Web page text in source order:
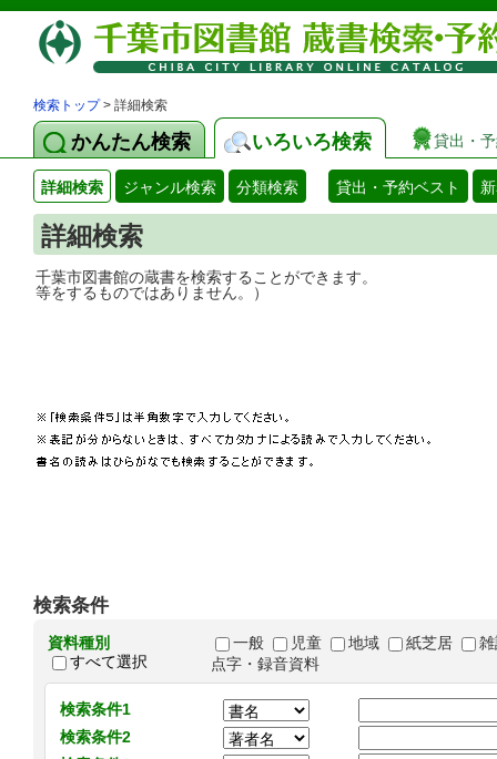
検索トップ> 詳細検索
かんたん検索 いろいろ検索 貸出・
詳細検索 ジャンル検索 分類検索 貸出・予約ベスト
詳細検索
千葉市図書館の蔵書を検索することがで
等をするものではありません。）
検索条件
資料種別
すべて選択
一般 児童 地域 紙芝居
点字・録音資料
検索条件1
検索条件2